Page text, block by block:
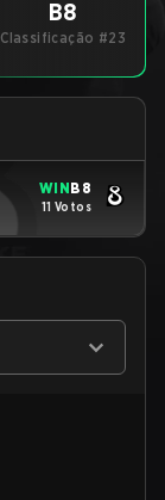
B8
Classificação #23
WINB8
11 Votos